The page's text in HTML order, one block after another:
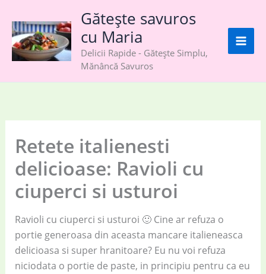
content
Gătește savuros
cu Maria
Delicii Rapide - Gătește Simplu,
Mănâncă Savuros
Retete italienesti
delicioase: Ravioli cu
ciuperci si usturoi
Ravioli cu ciuperci si usturoi 🙂 Cine ar refuza o
portie generoasa din aceasta mancare italieneasca
delicioasa si super hranitoare? Eu nu voi refuza
niciodata o portie de paste, in principiu pentru ca eu